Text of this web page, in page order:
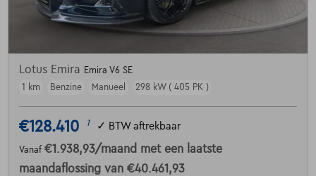
Lotus Emira Emira V6 SE
1 km
Benzine Manueel 298 kW ( 405 PK )
€128.410 1 ✓ BTW aftrekbaar
Vanaf €1.938,93/maand met een laatste
maandaflossing van €40.461,93